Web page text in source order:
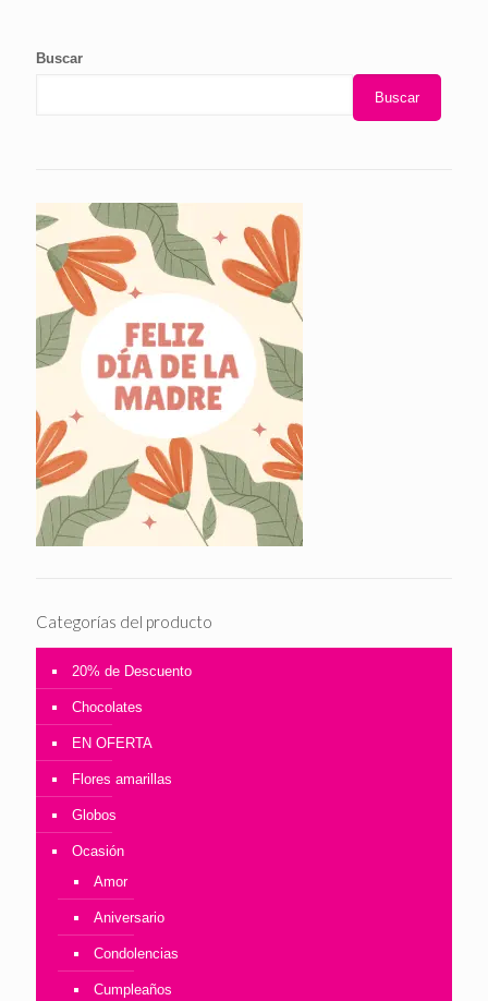
Buscar
Buscar
Categorías del producto
20% de Descuento
Chocolates
EN OFERTA
Flores amarillas
Globos
Ocasión
Amor
Aniversario
Condolencias
Cumpleaños